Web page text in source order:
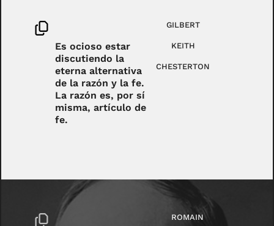
Es ocioso estar
discutiendo la
eterna alternativa
de la razón y la fe.
La razón es, por sí
misma, artículo de
fe.
GILBERT
KEITH
CHESTERTON
ROMAIN